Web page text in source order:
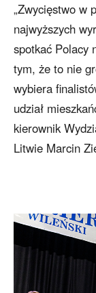
„Zwycięstwo w
najwyższych
spotkać Polacy
tym, że to nie
wybiera
udział
kierownik
Litwie Marcin